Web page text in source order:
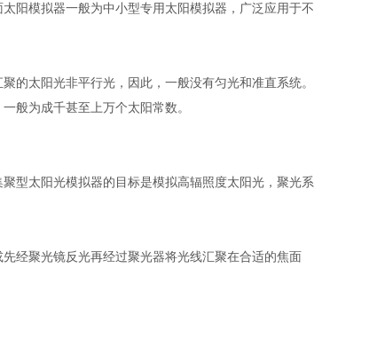
模拟器一般为中小型专用太阳模拟器，广泛应用于不
太阳光非平行光，因此，一般没有匀光和准直系统。
般为成千甚至上万个太阳常数。
太阳光模拟器的目标是模拟高辐照度太阳光，聚光系
聚光镜反光再经过聚光器将光线汇聚在合适的焦面